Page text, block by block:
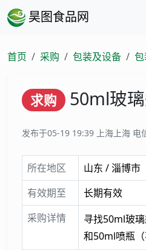
昊图食品网
首页 采购 包装及设备
求购 50ml玻
发布于05-19 19:39 上海上海 电
所在地区
山东 / 淄博市
有效期至
长期有效
采购详情
寻找50ml玻
和50ml喷瓶（